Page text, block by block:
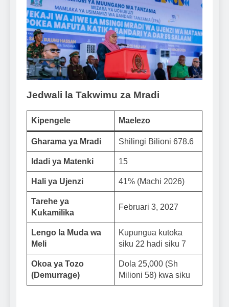
Jedwali la Takwimu za Mradi
Kipengele Maelezo
Gharama ya Mradi Shilingi Bilioni 678.6
Idadi ya Matenki 15
Hali ya Ujenzi 41% (Machi 2026)
Tarehe ya
Kukamilika
Februari 3, 2027
Lengo la Muda wa
Meli
Kupungua kutoka
siku 22 hadi siku 7
Okoa ya Tozo
(Demurrage)
Dola 25,000 (Sh
Milioni 58) kwa siku